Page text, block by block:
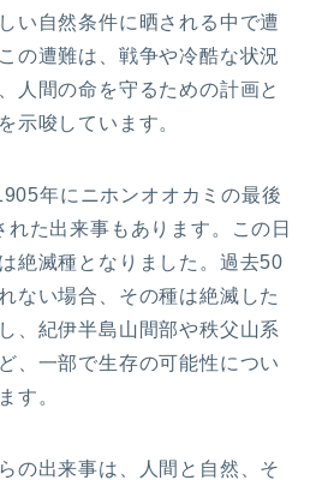
い自然条件に晒される中で遭
の遭難は、戦争や冷酷な状況
人間の命を守るための計画と
示唆しています。
年にニホンオオカミの最後
た出来事もあります。この日
絶滅種となりました。過去50
ない場合、その種は絶滅した
、紀伊半島山間部や秩父山系
、一部で生存の可能性につい
す。
の出来事は、人間と自然、そ